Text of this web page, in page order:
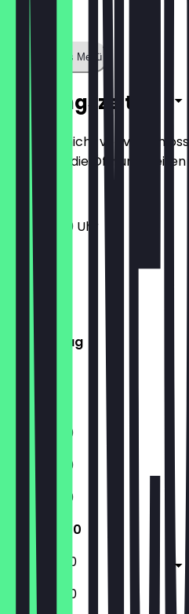
Zeige ganzes Menü
Öffnungszeiten
Damit du nicht vor
halten wir die
11:30 - 21:00 Uhr
Montag
Dienstag
Mittwoch
Donnerstag
Freitag
Samstag
Sonntag
11:30 - 21:00
11:30 - 21:00
11:30 - 21:00
11:30 - 21:00
11:30 - 22:00
11:30 - 22:00